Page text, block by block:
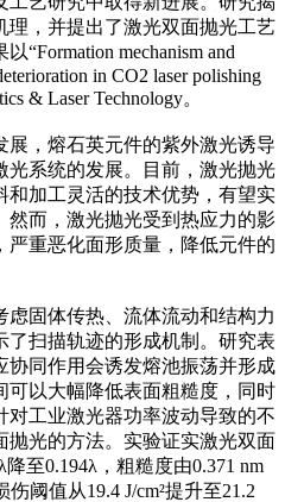
理，并提出了激光双面抛光工艺
“Formation mechanism and
in CO2 laser polishing
& Laser Technology。
，熔石英元件的紫外激光诱导
光系统的发展。目前，激光抛光
和加工灵活的技术优势，有望实
然而，激光抛光受到热应力的影
严重恶化面形质量，降低元件的
固体传热、流体流动和结构力
扫描轨迹的形成机制。研究表
协同作用会诱发熔池振荡并形成
可以大幅降低表面粗糙度，同时
工业激光器功率波动导致的不
抛光的方法。实验证实激光双面
至0.194λ，粗糙度由0.371 nm
阈值从19.4 J/cm²提升至21.2